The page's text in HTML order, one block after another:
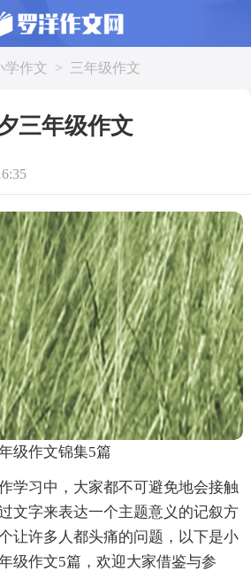
学作文 > 三年级作文
三年级作文
级作文锦集5篇
学习中，大家都不可避免地会接触
文字来表达一个主题意义的记叙方
让许多人都头痛的问题，以下是小
级作文5篇，欢迎大家借鉴与参